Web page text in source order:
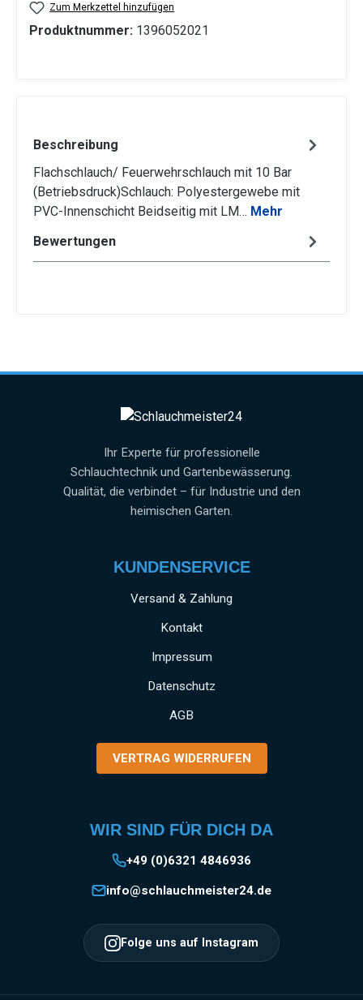
Zum Merkzettel hinzufügen
Produktnummer: 1396052021
Beschreibung
Flachschlauch/ Feuerwehrschlauch mit 10 Bar
(Betriebsdruck)Schlauch: Polyestergewebe mit
PVC-Innenschicht Beidseitig mit LM… Mehr
Bewertungen
Ihr Experte für professionelle
Schlauchtechnik und Gartenbewässerung.
Qualität, die verbindet – für Industrie und den
heimischen Garten.
KUNDENSERVICE
Versand & Zahlung
Kontakt
Impressum
Datenschutz
AGB
VERTRAG WIDERRUFEN
WIR SIND FÜR DICH DA
+49 (0)6321 4846936
info@schlauchmeister24.de
Folge uns auf Instagram